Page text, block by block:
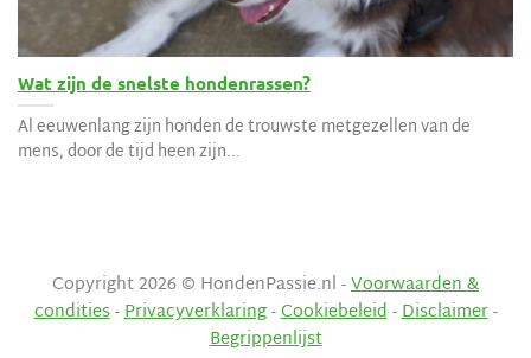
Wat zijn de snelste hondenrassen?
Al eeuwenlang zijn honden de trouwste metgezellen van de
mens, door de tijd heen zijn...
Copyright 2026 © HondenPassie.nl -Voorwaarden &
condities-Privacyverklaring-Cookiebeleid-Disclaimer-
Begrippenlijst